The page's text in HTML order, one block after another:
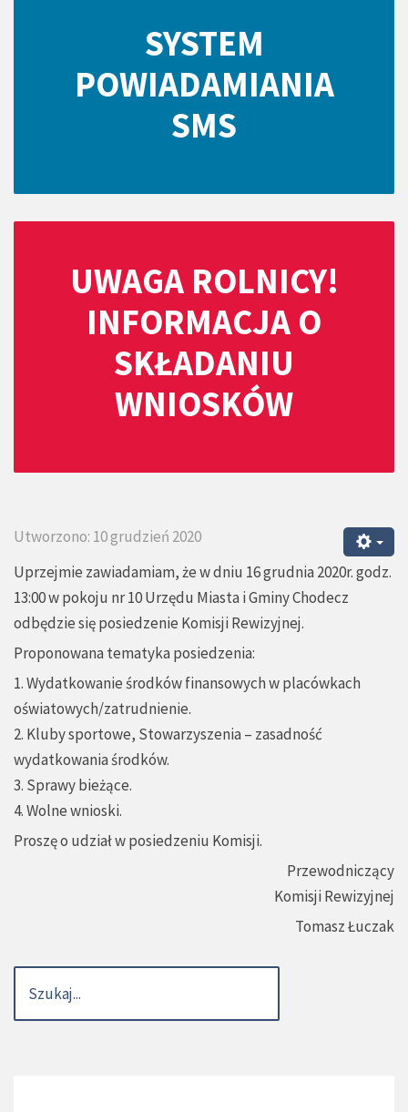
SYSTEM
POWIADAMIANIA
SMS
UWAGA ROLNICY!
INFORMACJA O
SKŁADANIU
WNIOSKÓW
Utworzono: 10 grudzień 2020
Uprzejmie zawiadamiam, że w dniu 16 grudnia 2020r. godz.
13:00 w pokoju nr 10 Urzędu Miasta i Gminy Chodecz
odbędzie się posiedzenie Komisji Rewizyjnej.
Proponowana tematyka posiedzenia:
1. Wydatkowanie środków finansowych w placówkach
oświatowych/zatrudnienie.
2. Kluby sportowe, Stowarzyszenia – zasadność
wydatkowania środków.
3. Sprawy bieżące.
4. Wolne wnioski.
Proszę o udział w posiedzeniu Komisji.
Przewodniczący
Komisji Rewizyjnej
Tomasz Łuczak